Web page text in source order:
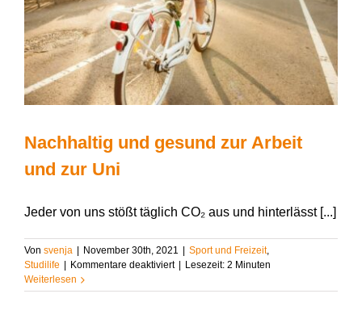
Nachhaltig und gesund zur Arbeit
und zur Uni
Jeder von uns stößt täglich CO₂ aus und hinterlässt [...]
Von svenja November 30th, 2021 Sport und Freizeit,
Studilife
Kommentare deaktiviertfür
und
Lesezeit: 2 Minuten
Weiterlesen